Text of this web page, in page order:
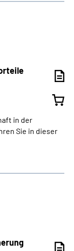
in der
Sie in dieser